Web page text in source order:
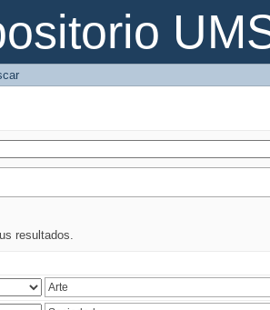
resultados.